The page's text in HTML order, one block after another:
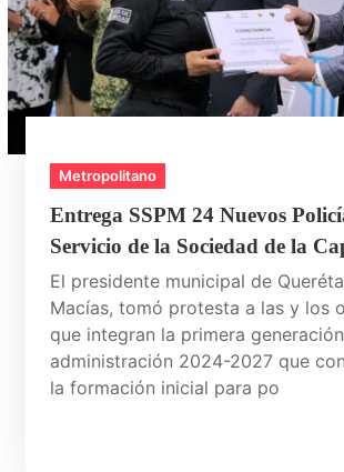
Metropolitano
Entrega SSPM 24 Nuevos
Servicio de la Sociedad de la
El presidente municipal de
Macías, tomó protesta a las y los
que integran la primera
administración 2024-2027 que
la formación inicial para po